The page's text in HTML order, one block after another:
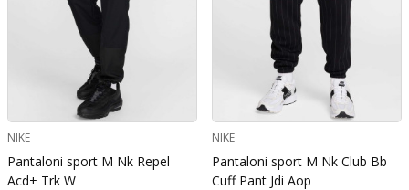
NIKE
Pantaloni sport M Nk Repel
Acd+ Trk W
NIKE
Pantaloni sport M Nk Club Bb
Cuff Pant Jdi Aop